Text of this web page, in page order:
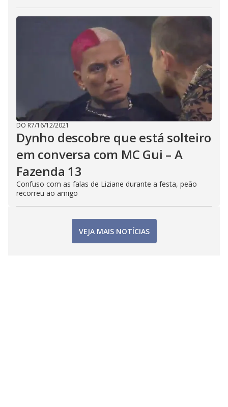
DO R7/16/12/2021
Dynho descobre que está solteiro
em conversa com MC Gui – A
Fazenda 13
Confuso com as falas de Liziane durante a festa, peão
recorreu ao amigo
VEJA MAIS NOTÍCIAS